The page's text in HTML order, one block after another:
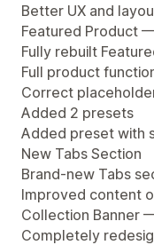
Better UX and
Featured Product
Fully rebuilt
Full product
Correct
Added 2 presets
Added preset with
New Tabs Section
Brand-new Tabs
Improved content
Collection Banner
Completely